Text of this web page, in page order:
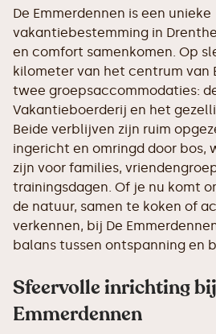
De Emmerdennen is een unieke
vakantiebestemming in
en comfort samenkomen. Op
kilometer van het centrum van
twee groepsaccommodaties:
Vakantieboerderij en het
Beide verblijven zijn ruim
ingericht en omringd door bos,
zijn voor families,
trainingsdagen. Of je nu komt
de natuur, samen te koken of
verkennen, bij De
balans tussen ontspanning en
Sfeervolle inrichting
Emmerdennen